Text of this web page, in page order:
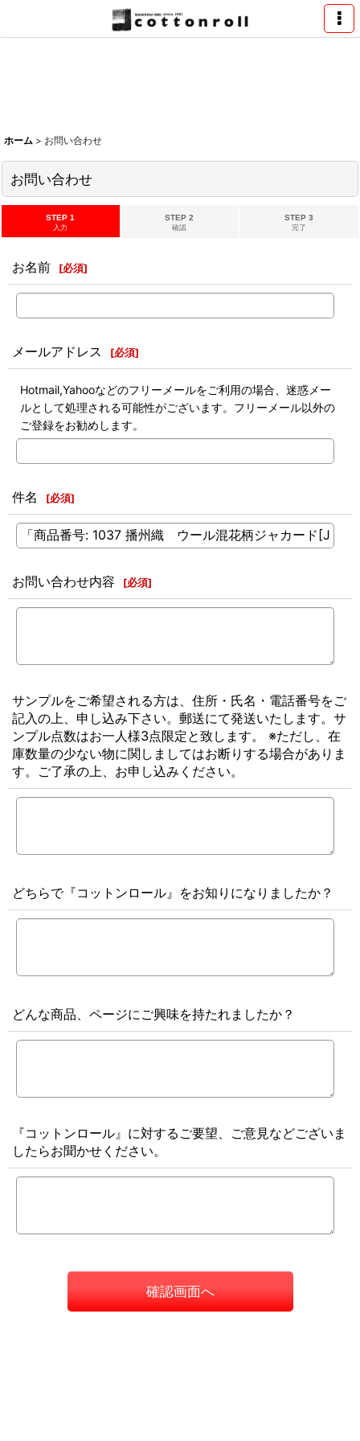
ホーム > お問い合わせ
お問い合わせ
STEP 1
入力
STEP 2
確認
STEP 3
完了
お名前 [必須]
メールアドレス [必須]
Hotmail,Yahooなどのフリーメールをご利用の場合、迷惑メー
ルとして処理される可能性がございます。フリーメール以外の
ご登録をお勧めします。
件名 [必須]
お問い合わせ内容 [必須]
サンプルをご希望される方は、住所・氏名・電話番号をご
記入の上、申し込み下さい。郵送にて発送いたします。サ
ンプル点数はお一人様3点限定と致します。 ※ただし、在
庫数量の少ない物に関しましてはお断りする場合がありま
す。ご了承の上、お申し込みください。
どちらで『コットンロール』をお知りになりましたか？
どんな商品、ページにご興味を持たれましたか？
『コットンロール』に対するご要望、ご意見などございま
したらお聞かせください。
確認画面へ